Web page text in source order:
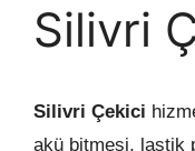
Silivri
Silivri Çekici
akü bitmesi, lastik